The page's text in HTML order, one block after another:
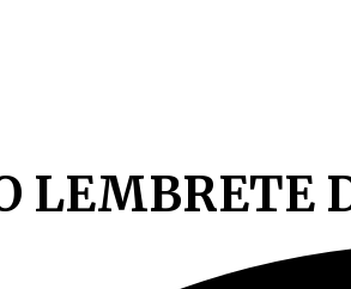
LEMBRETE